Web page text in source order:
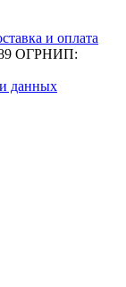
и оплата
ОГРНИП:
данных